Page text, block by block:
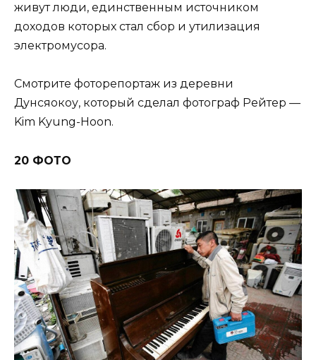
живут люди, единственным источником
доходов которых стал сбор и утилизация
электромусора.
Смотрите фоторепортаж из деревни
Дунсяокоу, который сделал фотограф Рейтер —
Kim Kyung-Hoon.
20 ФОТО